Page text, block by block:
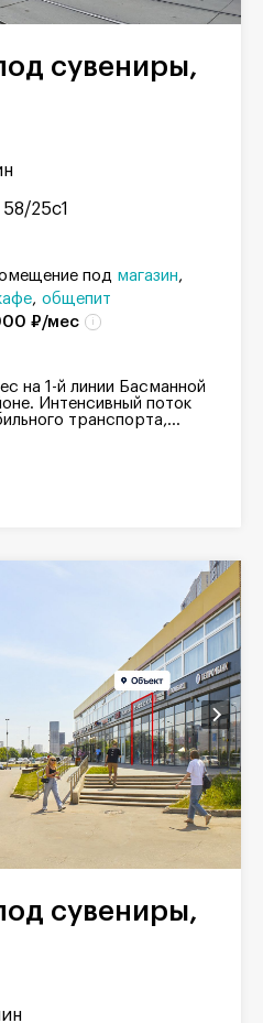
25с1
под магазин
общепит
₽/мес
на 1-й линии Басманной
Интенсивный поток
транспорта,...